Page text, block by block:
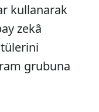
kullanarak
zekâ
grubuna